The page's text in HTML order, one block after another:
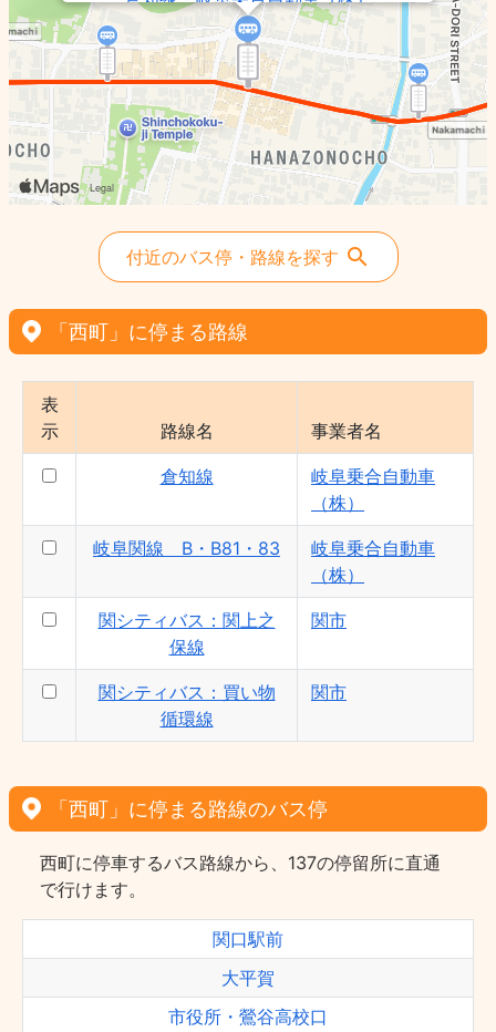
付近のバス停・路線を探す
「西町」に停まる路線
表
示
路線名 事業者名
倉知線
岐阜乗合自動車
（株）
岐阜関線 B・B81・83
岐阜乗合自動車
（株）
関シティバス：関上之
保線
関市
関シティバス：買い物
循環線
関市
「西町」に停まる路線のバス停
西町に停車するバス路線から、137の停留所に直通
で行けます。
関口駅前
大平賀
市役所・鶯谷高校口